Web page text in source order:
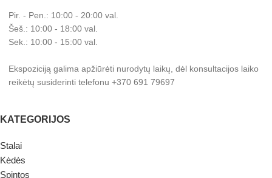
Pir. - Pen.: 10:00 - 20:00 val.
Šeš.: 10:00 - 18:00 val.
Sek.: 10:00 - 15:00 val.
Ekspoziciją galima apžiūrėti nurodytų laikų, dėl konsultacijos laiko
reikėtų susiderinti telefonu +370 691 79697
KATEGORIJOS
Stalai
Kėdės
Spintos